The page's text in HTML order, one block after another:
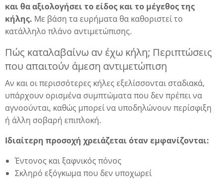
και θα αξιολογήσει το είδος και το μέγεθος της
κήλης. Με βάση τα ευρήματα θα καθοριστεί το
κατάλληλο πλάνο αντιμετώπισης.
Πώς καταλαβαίνω αν έχω κήλη; Περιπτώσεις
που απαιτούν άμεση αντιμετώπιση
Αν και οι περισσότερες κήλες εξελίσσονται σταδιακά,
υπάρχουν ορισμένα συμπτώματα που δεν πρέπει να
αγνοούνται, καθώς μπορεί να υποδηλώνουν περίσφιξη
ή άλλη σοβαρή επιπλοκή.
Ιδιαίτερη προσοχή χρειάζεται όταν εμφανίζονται:
Έντονος και ξαφνικός πόνος
Σκληρό εξόγκωμα που δεν υποχωρεί